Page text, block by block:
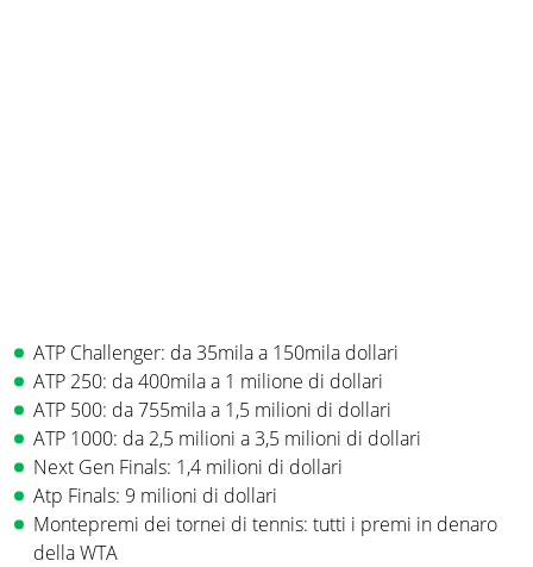
ATP Challenger: da 35mila a 150mila dollari
ATP 250: da 400mila a 1 milione di dollari
ATP 500: da 755mila a 1,5 milioni di dollari
ATP 1000: da 2,5 milioni a 3,5 milioni di dollari
Next Gen Finals: 1,4 milioni di dollari
Atp Finals: 9 milioni di dollari
Montepremi dei tornei di tennis: tutti i premi in denaro
della WTA